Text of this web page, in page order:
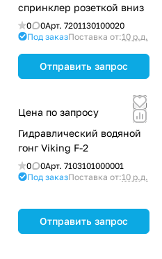
спринклер розеткой вниз
0 0Арт. 7201130100020
Под заказПоставка от:10 р.д.
Отправить запрос
Цена по запросу
Гидравлический водяной
гонг Viking F-2
0 0Арт. 7103101000001
Под заказПоставка от:10 р.д.
Отправить запрос